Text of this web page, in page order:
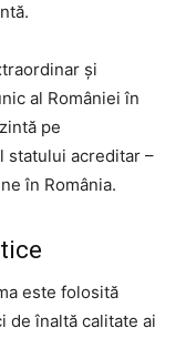
și
al României în
pe
statului acreditar –
în România.
este folosită
de înaltă calitate ai